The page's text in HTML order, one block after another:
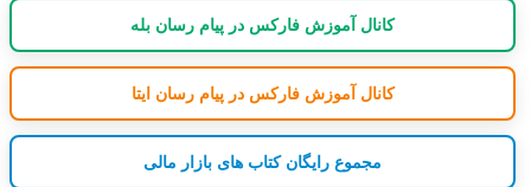
کانال آموزش فارکس در پیام رسان بله
کانال آموزش فارکس در پیام رسان ایتا
مجموع رایگان کتاب های بازار مالی